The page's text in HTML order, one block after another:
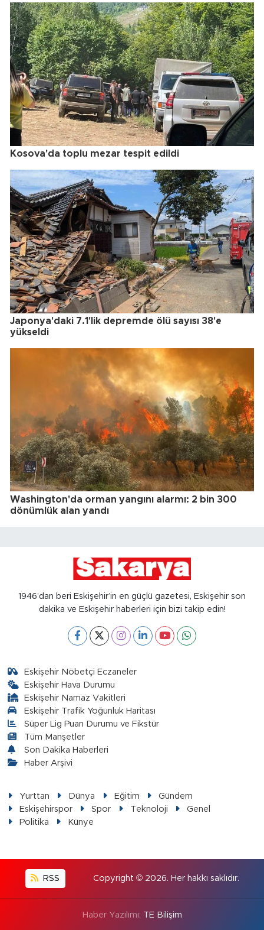
Kosova'da toplu mezar tespit edildi
Japonya'daki 7.1'lik depremde ölü sayısı 38'e
yükseldi
Washington'da orman yangını alarmı: 2 bin 300
dönümlük alan yandı
1946’dan beri Eskişehir’in en güçlü gazetesi, Eskişehir son
dakika ve Eskişehir haberleri için bizi takip edin!
Eskişehir Nöbetçi Eczaneler
Eskişehir Hava Durumu
Eskişehir Namaz Vakitleri
Eskişehir Trafik Yoğunluk Haritası
Süper Lig Puan Durumu ve Fikstür
Tüm Manşetler
Son Dakika Haberleri
Haber Arşivi
Yurttan Dünya Eğitim
Gündem
Eskişehirspor
Spor Teknoloji
Genel
Politika
Künye
RSS Copyright © 2026. Her hakkı saklıdır.
Haber Yazılımı: TE Bilişim